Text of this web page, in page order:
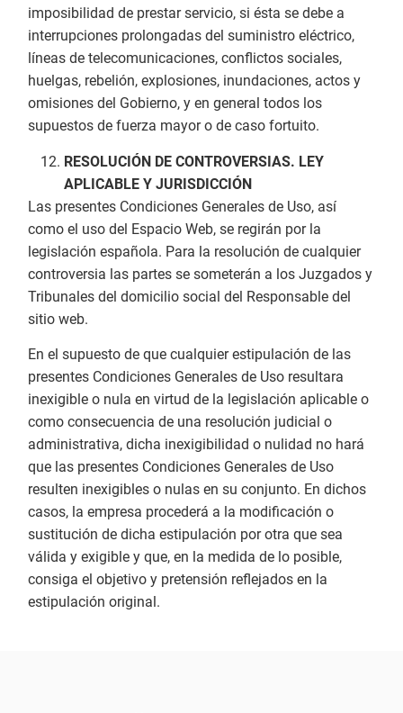
imposibilidad de prestar servicio, si ésta se debe a
interrupciones prolongadas del suministro eléctrico,
líneas de telecomunicaciones, conflictos sociales,
huelgas, rebelión, explosiones, inundaciones, actos y
omisiones del Gobierno, y en general todos los
supuestos de fuerza mayor o de caso fortuito.
RESOLUCIÓN DE CONTROVERSIAS. LEY
APLICABLE Y JURISDICCIÓN
Las presentes Condiciones Generales de Uso, así
como el uso del Espacio Web, se regirán por la
legislación española. Para la resolución de cualquier
controversia las partes se someterán a los Juzgados y
Tribunales del domicilio social del Responsable del
sitio web.
En el supuesto de que cualquier estipulación de las
presentes Condiciones Generales de Uso resultara
inexigible o nula en virtud de la legislación aplicable o
como consecuencia de una resolución judicial o
administrativa, dicha inexigibilidad o nulidad no hará
que las presentes Condiciones Generales de Uso
resulten inexigibles o nulas en su conjunto. En dichos
casos, la empresa procederá a la modificación o
sustitución de dicha estipulación por otra que sea
válida y exigible y que, en la medida de lo posible,
consiga el objetivo y pretensión reflejados en la
estipulación original.